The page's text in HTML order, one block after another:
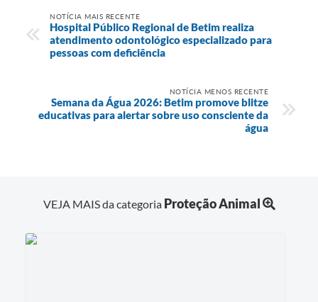
NOTÍCIA MAIS RECENTE
Hospital Público Regional de Betim realiza
atendimento odontológico especializado para
pessoas com deficiência
NOTÍCIA MENOS RECENTE
Semana da Água 2026: Betim promove blitze
educativas para alertar sobre uso consciente da
água
VEJA MAIS da categoria Proteção Animal